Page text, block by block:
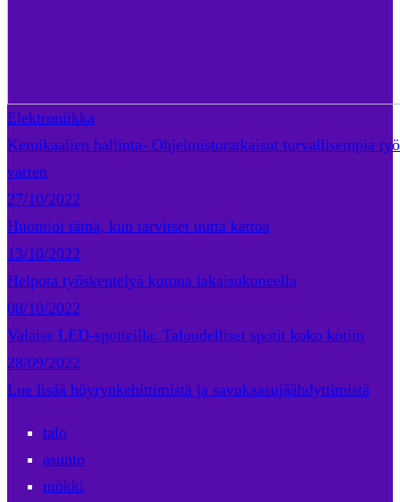
Elektroniikka
Kemikaalien hallinta- Ohjelmistoratkaisut turvallisempia
varten
27/10/2022
Huomioi tämä, kun tarvitset uutta kattoa
13/10/2022
Helpota työskentelyä kotona lakaisukoneella
08/10/2022
Valaise LED-spotteilla: Taloudelliset spotit koko kotiin
28/09/2022
Lue lisää höyrynkehittimistä ja savukaasujäähdyttimistä
talo
asunto
mökki